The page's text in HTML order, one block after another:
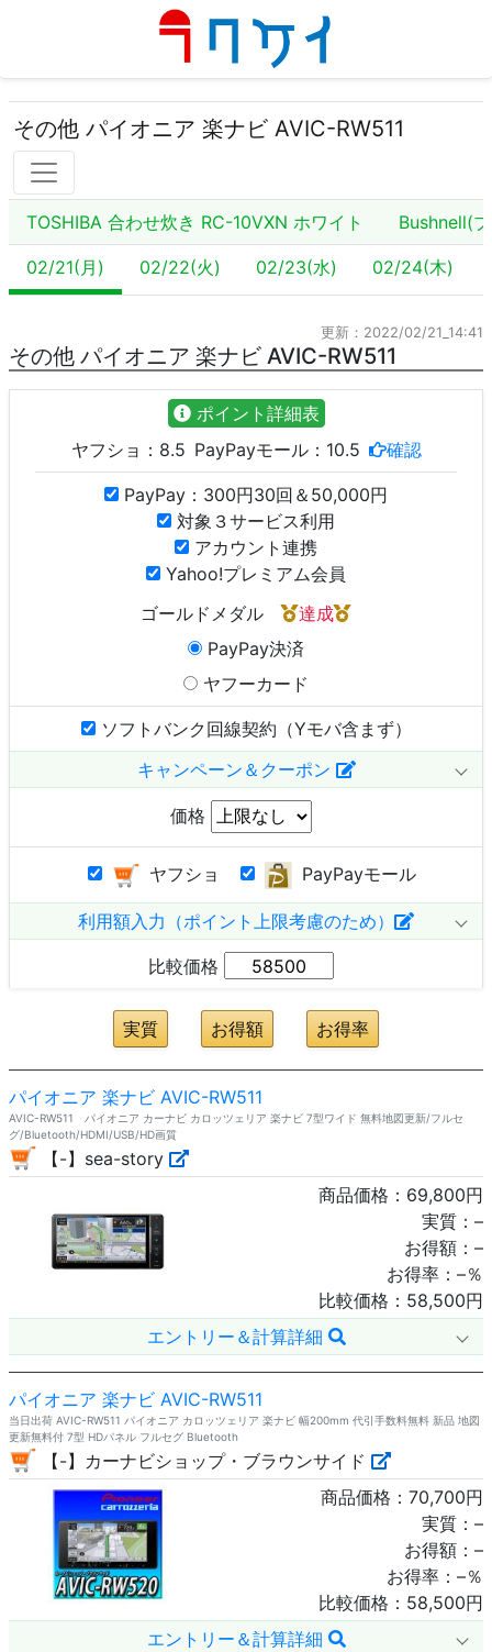
その他 パイオニア 楽ナビ AVIC-RW511
TOSHIBA 合わせ炊き RC-10VXN ホワイト Bushnell(
02/21(月) 02/22(火) 02/23(水) 02/24(木)
更新：2022/02/21_14:41
その他 パイオニア 楽ナビ AVIC-RW511
ポイント詳細表
ヤフショ： 8.5 PayPayモール： 10.5 確認
PayPay：300円30回＆50,000円
対象３サービス利用
アカウント連携
Yahoo!プレミアム会員
ゴールドメダル
達成
PayPay決済
ヤフーカード
ソフトバンク回線契約（Yモバ含まず）
キャンペーン＆クーポン
価格
ヤフショ PayPayモール
利用額入力（ポイント上限考慮のため）
比較価格
パイオニア 楽ナビ AVIC-RW511
AVIC-RW511 パイオニア カーナビ カロッツェリア 楽ナビ 7型ワイド 無料地図更新/フルセ
グ/Bluetooth/HDMI/USB/HD画質
【-】sea-story
商品価格： 69,800円
実質： –
お得額： –
お得率： –％
比較価格： 58,500円
エントリー＆計算詳細
パイオニア 楽ナビ AVIC-RW511
当日出荷 AVIC-RW511 パイオニア カロッツェリア 楽ナビ 幅200mm 代引手数料無料 新品 地図
更新無料付 7型 HDパネル フルセグ Bluetooth
【-】カーナビショップ・ブラウンサイド
商品価格： 70,700円
実質： –
お得額： –
お得率： –％
比較価格： 58,500円
エントリー＆計算詳細